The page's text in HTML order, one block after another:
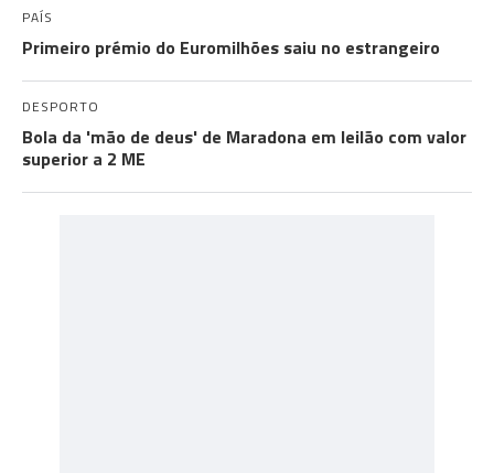
PAÍS
Primeiro prémio do Euromilhões saiu no estrangeiro
DESPORTO
Bola da 'mão de deus' de Maradona em leilão com valor
superior a 2 ME